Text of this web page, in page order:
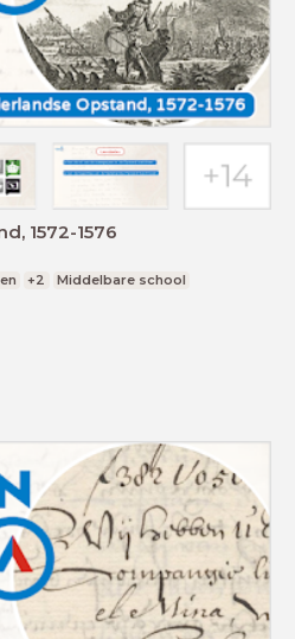
1572-1576
+2
Middelbare school